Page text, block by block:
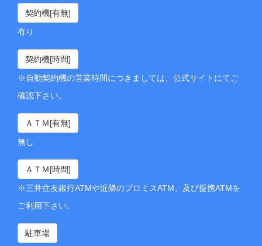
契約機[有無]
有り
契約機[時間]
※自動契約機の営業時間につきましては、公式サイトにてご
確認下さい。
ＡＴＭ[有無]
無し
ＡＴＭ[時間]
※三井住友銀行ATMや近隣のプロミスATM、及び提携ATMを
ご利用下さい。
駐車場